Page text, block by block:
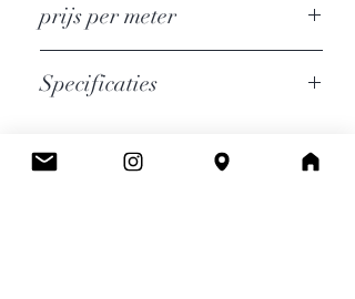
prijs per meter
Specificaties
doorsnede 13mm x 6mm